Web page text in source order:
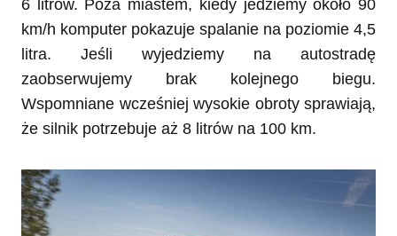
6 litrów. Poza miastem, kiedy jedziemy około 90
km/h komputer pokazuje spalanie na poziomie 4,5
litra. Jeśli wyjedziemy na autostradę
zaobserwujemy brak kolejnego biegu.
Wspomniane wcześniej wysokie obroty sprawiają,
że silnik potrzebuje aż 8 litrów na 100 km.